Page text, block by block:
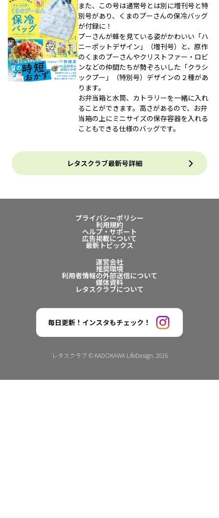
また、この号は通常号とは別に増刊号と特
別号があり、くまのプーさんの保冷バッグ
が付録に！
プーさんが蜂を見ている姿がかわいい「ハ
ニーポットデザイン」（増刊号）と、原作
のくまのプーさんやクリストファー・ロビ
ンなどの仲間たちが勢ぞろいした「クラシ
ックプー」（特別号）デザインの２種があ
ります。
お弁当箱と水筒、カトラリーを一緒に入れ
ることができます。高さがあるので、お弁
当箱の上にミニサイズの保存容器を入れる
こともできる仕様のバッグです。
レタスクラブ最新号詳細
プライバシーポリシー
利用規約
ヘルプ・サポート
広告掲載について
最新トピックス
運営会社
推奨環境
利用者情報の外部送信について
媒体資料
レタスクラブについて
毎日更新！インスタもチェック！
レタスクラブ © KADOKAWA LifeDesign. 2026